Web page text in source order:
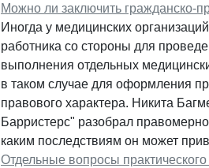
Можно ли заключить гражданско-
Иногда у медицинских
работника со стороны для
выполнения отдельных
в таком случае для оформления
правового характера. Никита
Барристерс" разобрал
каким последствиям он может
Отдельные вопросы